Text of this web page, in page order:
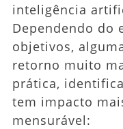
inteligência
Dependendo do
objetivos,
retorno muito
prática,
tem impacto
mensurável: